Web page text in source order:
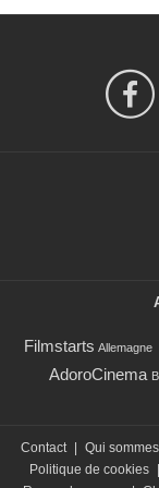
Filmstarts Allemagne
AdoroCinema
Contact Qui
Politique de cookies